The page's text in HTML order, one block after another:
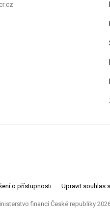
o přístupnosti Upravit souhlas
financí České republiky